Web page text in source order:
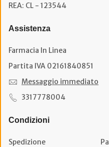
REA: CL - 123544
Assistenza
Farmacia In Linea
Partita IVA 02161840851
Messaggio immediato
3317778004
Condizioni
Spedizione